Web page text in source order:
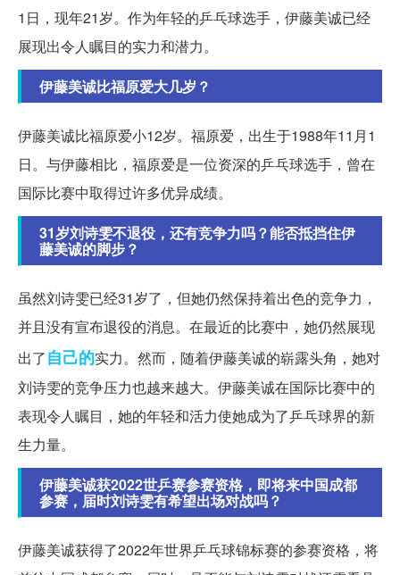
1日，现年21岁。作为年轻的乒乓球选手，伊藤美诚已经
展现出令人瞩目的实力和潜力。
伊藤美诚比福原爱大几岁？
伊藤美诚比福原爱小12岁。福原爱，出生于1988年11月1
日。与伊藤相比，福原爱是一位资深的乒乓球选手，曾在
国际比赛中取得过许多优异成绩。
31岁刘诗雯不退役，还有竞争力吗？能否抵挡住伊
藤美诚的脚步？
虽然刘诗雯已经31岁了，但她仍然保持着出色的竞争力，
并且没有宣布退役的消息。在最近的比赛中，她仍然展现
出了自己的实力。然而，随着伊藤美诚的崭露头角，她对
刘诗雯的竞争压力也越来越大。伊藤美诚在国际比赛中的
表现令人瞩目，她的年轻和活力使她成为了乒乓球界的新
生力量。
伊藤美诚获2022世乒赛参赛资格，即将来中国成都
参赛，届时刘诗雯有希望出场对战吗？
伊藤美诚获得了2022年世界乒乓球锦标赛的参赛资格，将